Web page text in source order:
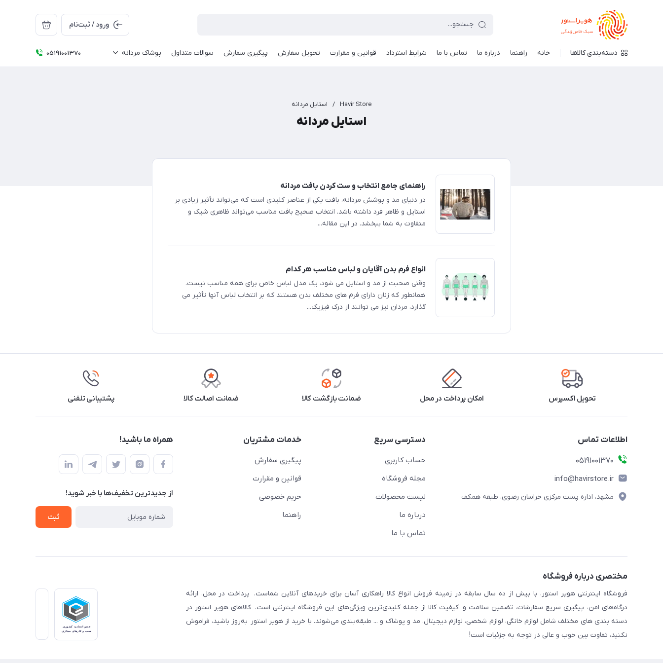
ورود / ثبت‌نام
دسته‌بندی کالاها خانه راهنما درباره ما تماس با ما شرایط استرداد قوانین و مقرارت تحویل سفارش پیگیری سفارش سوالات متداول پوشاک مردانه 05191001370
Havir Store
/ استایل مردانه
استایل مردانه
راهنمای جامع انتخاب و ست کردن بافت مردانه
در دنیای مد و پوشش مردانه، بافت یکی از عناصر کلیدی است که می‌تواند تأثیر زیادی بر
استایل و ظاهر فرد داشته باشد. انتخاب صحیح بافت مناسب می‌تواند ظاهری شیک و
متفاوت به شما ببخشد. در این مقاله...
انواع فرم بدن آقایان و لباس مناسب هر کدام
وقتی صحبت از مد و استایل می شود، یک مدل لباس خاص برای همه مناسب نیست.
همانطور که زنان دارای فرم های مختلف بدن هستند که بر انتخاب لباس آنها تأثیر می
گذارد، مردان نیز می توانند از درک فیزیک...
تحویل اکسپرس امکان پرداخت در محل ضمانت بازگشت کالا ضمانت اصالت کالا پشتیبانی تلفنی
اطلاعات تماس
05191001370
info@havirstore.ir
مشهد، اداره پست مرکزی خراسان رضوی، طبقه همکف
دسترسی سریع
حساب کاربری
مجله فروشگاه
لیست محصولات
درباره ما
تماس با ما
خدمات مشتریان
پیگیری سفارش
قوانین و مقرارت
حریم خصوصی
راهنما
همراه ما باشید!
از جدید‌ترین تخفیف‌ها با‌ خبر شوید!
ثبت
مختصری درباره فروشگاه
فروشگاه اینترنتی هویر استور، با بیش از ده سال سابقه در زمینه فروش انواع کالا راهکاری آسان برای خریدهای آنلاین شماست. پرداخت در محل، ارائه
درگاه‌های امن، پیگیری سریع سفارشات، تضمین سلامت و کیفیت کالا از جمله کلیدی‌ترین ویژگی‌های این فروشگاه اینترنتی است. کالاهای هویر استور در
دسته بندی های مختلف شامل لوازم خانگی، لوازم شخصی، لوازم دیجیتال، مد و پوشاک و ... طبقه‌بندی می‌شوند. با خرید از هویر استور به‌روز باشید، فراموش
نکنید، تفاوت بین خوب و عالی در توجه به جزئیات است!